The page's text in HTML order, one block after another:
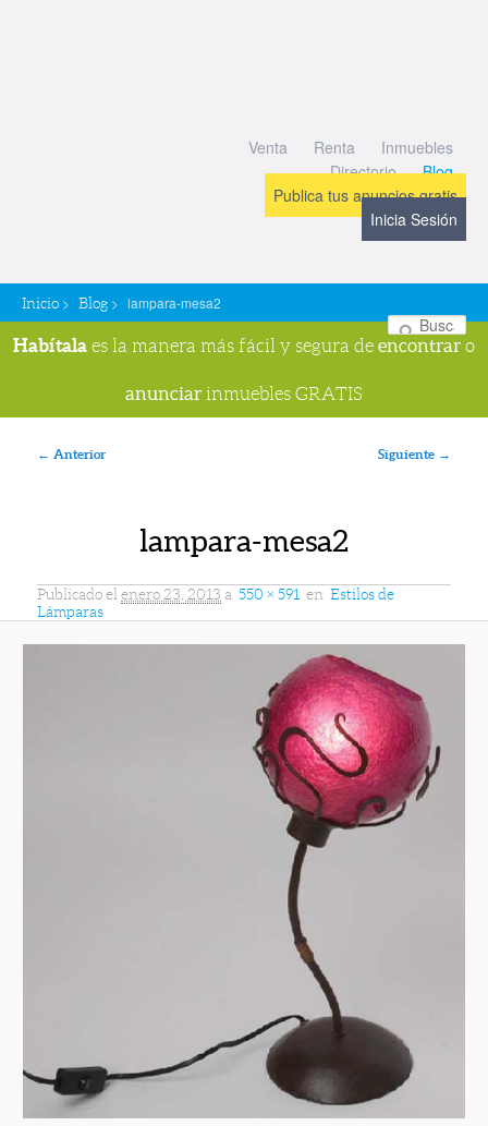
Venta Renta
Inmuebles
Directorio
Blog
Publica tus anuncios gratis
Inicia Sesión
Inicio > Blog > lampara-mesa2
Habítala es la manera más fácil y segura de encontrar o
anunciar inmuebles GRATIS
Navegador de imágenes
← Anterior Siguiente →
lampara-mesa2
Publicado el enero 23, 2013 a 550 × 591 en Estilos de
Lámparas